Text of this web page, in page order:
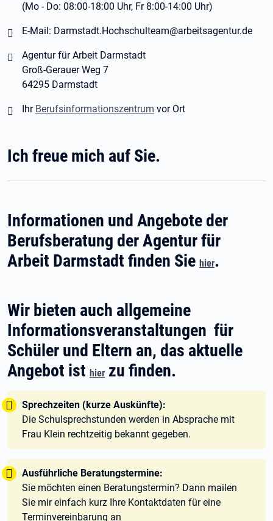
(Mo - Do: 08:00-18:00 Uhr, Fr 8:00-14:00 Uhr)
E-Mail: Darmstadt.Hochschulteam@arbeitsagentur.de
Agentur für Arbeit Darmstadt
Groß-Gerauer Weg 7
64295 Darmstadt
Ihr Berufsinformationszentrum vor Ort
Ich freue mich auf Sie.
Informationen und Angebote der
Berufsberatung der Agentur für
Arbeit Darmstadt finden Sie hier.
Wir bieten auch allgemeine
Informationsveranstaltungen für
Schüler und Eltern an, das aktuelle
Angebot ist hier zu finden.
Tipp:
Sprechzeiten (kurze Auskünfte):
Die Schulsprechstunden werden in Absprache mit
Frau Klein rechtzeitig bekannt gegeben.
Tipp:
Ausführliche Beratungstermine:
Sie möchten einen Beratungstermin? Dann mailen
Sie mir einfach kurz Ihre Kontaktdaten für eine
Terminvereinbarung an